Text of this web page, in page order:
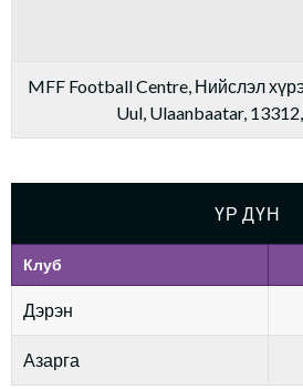
MFF Football Centre, Нийслэл
Uul, Ulaanbaatar,
ҮР ДҮН
Клуб
Дэрэн
Азарга